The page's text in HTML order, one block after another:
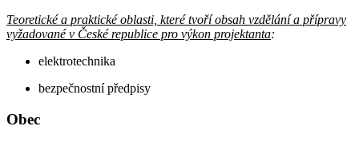
Teoretické a praktické oblasti, které tvoří obsah vzdělání a přípravy
vyžadované v České republice pro výkon projektanta:
elektrotechnika
bezpečnostní předpisy
Obec